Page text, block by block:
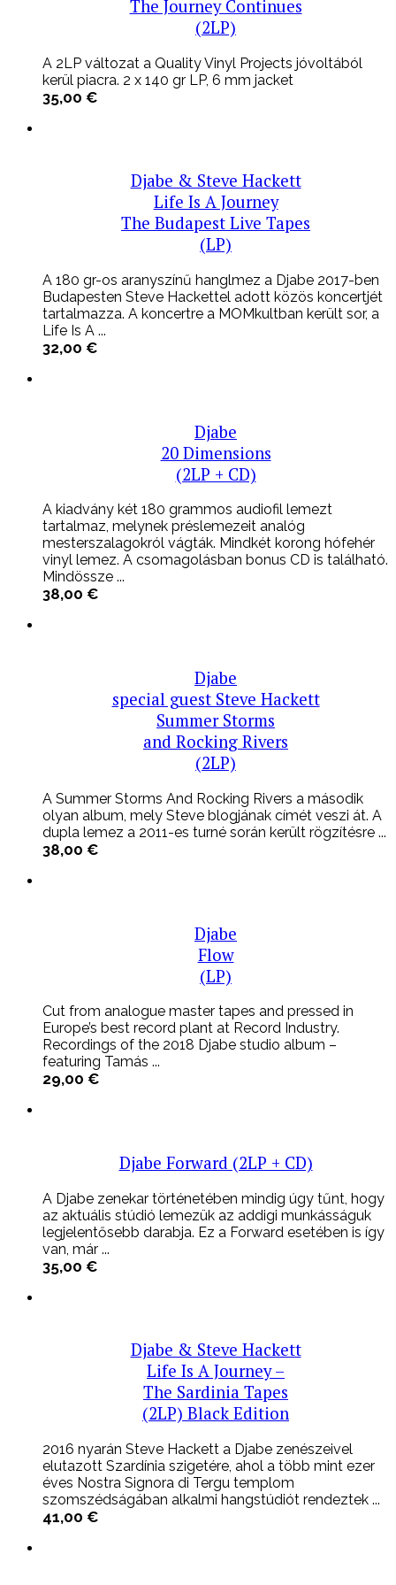
The Journey Continues
(2LP)
A 2LP változat a Quality Vinyl Projects jóvoltából
kerül piacra. 2 x 140 gr LP, 6 mm jacket
35,00 €
Djabe & Steve Hackett
Life Is A Journey
The Budapest Live Tapes
(LP)
A 180 gr-os aranyszínű hanglmez a Djabe 2017-ben
Budapesten Steve Hackettel adott közös koncertjét
tartalmazza. A koncertre a MOMkultban került sor, a
Life Is A ...
32,00 €
Djabe
20 Dimensions
(2LP + CD)
A kiadvány két 180 grammos audiofil lemezt
tartalmaz, melynek préslemezeit analóg
mesterszalagokról vágták. Mindkét korong hófehér
vinyl lemez. A csomagolásban bonus CD is található.
Mindössze ...
38,00 €
Djabe
special guest Steve Hackett
Summer Storms
and Rocking Rivers
(2LP)
A Summer Storms And Rocking Rivers a második
olyan album, mely Steve blogjának címét veszi át. A
dupla lemez a 2011-es turné során került rögzítésre ...
38,00 €
Djabe
Flow
(LP)
Cut from analogue master tapes and pressed in
Europe’s best record plant at Record Industry.
Recordings of the 2018 Djabe studio album –
featuring Tamás ...
29,00 €
Djabe Forward (2LP + CD)
A Djabe zenekar történetében mindig úgy tűnt, hogy
az aktuális stúdió lemezük az addigi munkásságuk
legjelentősebb darabja. Ez a Forward esetében is így
van, már ...
35,00 €
Djabe & Steve Hackett
Life Is A Journey –
The Sardinia Tapes
(2LP) Black Edition
2016 nyarán Steve Hackett a Djabe zenészeivel
elutazott Szardínia szigetére, ahol a több mint ezer
éves Nostra Signora di Tergu templom
szomszédságában alkalmi hangstúdiót rendeztek ...
41,00 €